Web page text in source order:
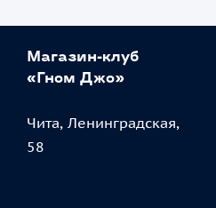
Магазин-клуб
«Гном Джо»
Чита, Ленинградская,
58